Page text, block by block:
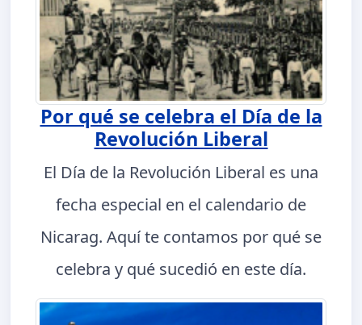
Por qué se celebra el Día de la
Revolución Liberal
El Día de la Revolución Liberal es una
fecha especial en el calendario de
Nicarag. Aquí te contamos por qué se
celebra y qué sucedió en este día.